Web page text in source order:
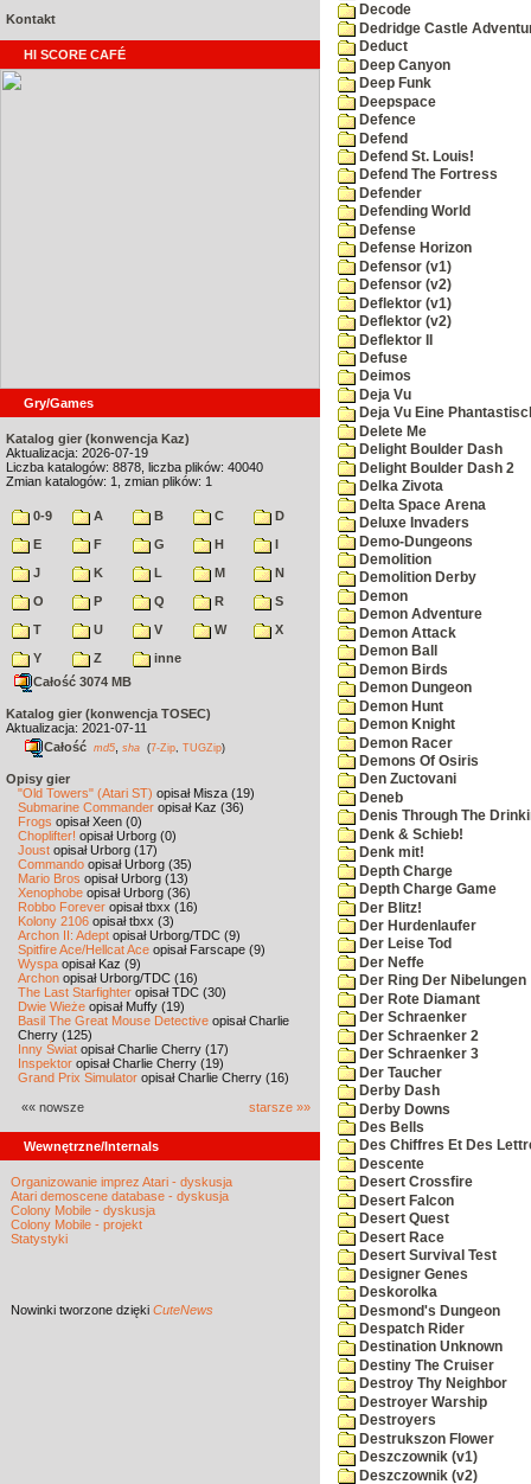
Kontakt
HI SCORE CAFÉ
Gry/Games
Katalog gier (konwencja Kaz)
Aktualizacja: 2026-07-19
Liczba katalogów: 8878, liczba plików: 40040
Zmian katalogów: 1, zmian plików: 1
0-9 A B C
D
E
F G H
I
J
K L M
N
O
P Q R
S
T
U V W
X
Y
Z
inne
Całość 3074 MB
Katalog gier (konwencja TOSEC)
Aktualizacja: 2021-07-11
Całość md5 sha (7-Zip TUGZip)
Opisy gier
"Old Towers" (Atari ST) opisał Misza (19)
Submarine Commander opisał Kaz (36)
Frogs opisał Xeen (0)
Choplifter! opisał Urborg (0)
Joust opisał Urborg (17)
Commando opisał Urborg (35)
Mario Bros opisał Urborg (13)
Xenophobe opisał Urborg (36)
Robbo Forever opisał tbxx (16)
Kolony 2106 opisał tbxx (3)
Archon II: Adept opisał Urborg/TDC (9)
Spitfire Ace/Hellcat Ace opisał Farscape (9)
Wyspa opisał Kaz (9)
Archon opisał Urborg/TDC (16)
The Last Starfighter opisał TDC (30)
Dwie Wieże opisał Muffy (19)
Basil The Great Mouse Detective opisał Charlie
Cherry (125)
Inny Świat opisał Charlie Cherry (17)
Inspektor opisał Charlie Cherry (19)
Grand Prix Simulator opisał Charlie Cherry (16)
«« nowsze starsze »»
Wewnętrzne/Internals
Organizowanie imprez Atari - dyskusja
Atari demoscene database - dyskusja
Colony Mobile - dyskusja
Colony Mobile - projekt
Statystyki
Nowinki tworzone dzięki CuteNews
Decode
Dedridge Castle
Deduct
Deep Canyon
Deep Funk
Deepspace
Defence
Defend
Defend St. Louis!
Defend The Fortress
Defender
Defending World
Defense
Defense Horizon
Defensor (v1)
Defensor (v2)
Deflektor (v1)
Deflektor (v2)
Deflektor II
Defuse
Deimos
Deja Vu
Deja Vu Eine
Delete Me
Delight Boulder Dash
Delight Boulder Dash 2
Delka Zivota
Delta Space Arena
Deluxe Invaders
Demo-Dungeons
Demolition
Demolition Derby
Demon
Demon Adventure
Demon Attack
Demon Ball
Demon Birds
Demon Dungeon
Demon Hunt
Demon Knight
Demon Racer
Demons Of Osiris
Den Zuctovani
Deneb
Denis Through The
Denk & Schieb!
Denk mit!
Depth Charge
Depth Charge Game
Der Blitz!
Der Hurdenlaufer
Der Leise Tod
Der Neffe
Der Ring Der Nibelungen
Der Rote Diamant
Der Schraenker
Der Schraenker 2
Der Schraenker 3
Der Taucher
Derby Dash
Derby Downs
Des Bells
Des Chiffres Et Des
Descente
Desert Crossfire
Desert Falcon
Desert Quest
Desert Race
Desert Survival Test
Designer Genes
Deskorolka
Desmond's Dungeon
Despatch Rider
Destination Unknown
Destiny The Cruiser
Destroy Thy Neighbor
Destroyer Warship
Destroyers
Destrukszon Flower
Deszczownik (v1)
Deszczownik (v2)